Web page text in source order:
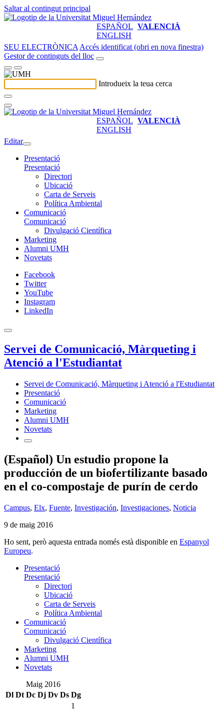
Saltar al contingut principal
ESPAÑOL VALENCIÀ
ENGLISH
SEU ELECTRÒNICA Accés identificat (obri en nova finestra)
Gestor de continguts del lloc
Introdueix la teua cerca
ESPAÑOL VALENCIÀ
ENGLISH
Editar
Presentació
Presentació
Directori
Ubicació
Carta de Serveis
Política Ambiental
Comunicació
Comunicació
Divulgació Científica
Marketing
Alumni UMH
Novetats
Facebook
Twitter
YouTube
Instagram
LinkedIn
Servei de Comunicació, Màrqueting i
Atenció a l'Estudiantat
Servei de Comunicació, Màrqueting i Atenció a l'Estudiantat
Presentació
Comunicació
Marketing
Alumni UMH
Novetats
(Español) Un estudio propone la
producción de un biofertilizante basado
en el co-compostaje de purín de cerdo
Campus, Elx, Fuente, Investigación, Investigaciones, Noticia
9 de maig 2016
Ho sent, però aquesta entrada només està disponible en Espanyol
Europeu.
Presentació
Presentació
Directori
Ubicació
Carta de Serveis
Política Ambiental
Comunicació
Comunicació
Divulgació Científica
Marketing
Alumni UMH
Novetats
Maig 2016
Dl Dt Dc Dj Dv Ds Dg
1